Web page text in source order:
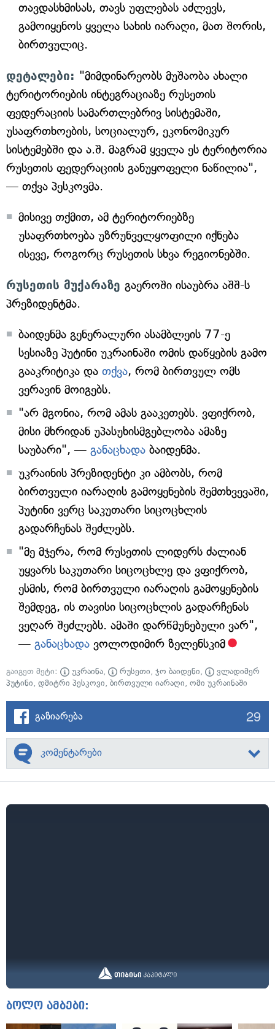
თავდასხმისას, თავს უფლებას აძლევს,
გამოიყენოს ყველა სახის იარაღი, მათ შორის,
ბირთვულიც.
დეტალები: "მიმდინარეობს მუშაობა ახალი
ტერიტორიების ინტეგრაციაზე რუსეთის
ფედერაციის სამართლებრივ სისტემაში,
უსაფრთხოების, სოციალურ, ეკონომიკურ
სისტემებში და ა.შ. მაგრამ ყველა ეს ტერიტორია
რუსეთის ფედერაციის განუყოფელი ნაწილია",
— თქვა პესკოვმა.
მისივე თქმით, ამ ტერიტორიებზე
უსაფრთხოება უზრუნველყოფილი იქნება
ისევე, როგორც რუსეთის სხვა რეგიონებში.
რუსეთის მუქარაზე გაეროში ისაუბრა აშშ-ს
პრეზიდენტმა.
ბაიდენმა გენერალური ასამბლეის 77-ე
სესიაზე პუტინი უკრაინაში ომის დაწყების გამო
გააკრიტიკა და თქვა, რომ ბირთვულ ომს
ვერავინ მოიგებს.
"არ მგონია, რომ ამას გააკეთებს. ვფიქრობ,
მისი მხრიდან უპასუხისმგებლობა ამაზე
საუბარი", — განაცხადა ბაიდენმა.
უკრაინის პრეზიდენტი კი ამბობს, რომ
ბირთვული იარაღის გამოყენების შემთხვევაში,
პუტინი ვერც საკუთარი სიცოცხლის
გადარჩენას შეძლებს.
"მე მჯერა, რომ რუსეთის ლიდერს ძალიან
უყვარს საკუთარი სიცოცხლე და ვფიქრობ,
ესმის, რომ ბირთვული იარაღის გამოყენების
შემდეგ, ის თავისი სიცოცხლის გადარჩენას
ვეღარ შეძლებს. ამაში დარწმუნებული ვარ",
— განაცხადა ვოლოდიმირ ზელენსკიმ
გაიგეთ მეტი: უკრაინა, რუსეთი, ჯო ბაიდენი,
ვლადიმერ
პუტინი, დმიტრი პესკოვი, ბირთვული იარაღი, ომი უკრაინაში
გაზიარება 29
კომენტარები
ბოლო ამბები: